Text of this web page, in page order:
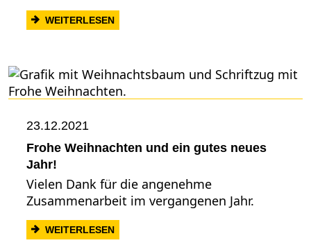
WEITERLESEN: FORTBILDUNGSPROGRAMM 2022 DES
23.12.2021
Frohe Weihnachten und ein gutes neues
Jahr!
Vielen Dank für die angenehme
Zusammenarbeit im vergangenen Jahr.
WEITERLESEN: FROHE WEIHNACHTEN UND EIN